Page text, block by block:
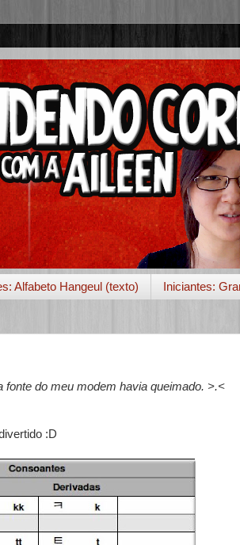
Alfabeto Hangeul (texto) Iniciantes:
do meu modem havia queimado. >.<
:D